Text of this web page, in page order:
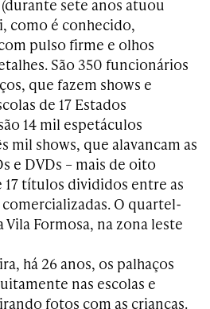
sete anos atuou
como é conhecido,
pulso firme e olhos
São 350 funcionários
que fazem shows e
de 17 Estados
14 mil espetáculos
mil shows, que alavancam as
e DVDs – mais de oito
17 títulos divididos entre as
O quartel-
Formosa, na zona leste
há 26 anos, os palhaços
nas escolas e
fotos com as crianças.